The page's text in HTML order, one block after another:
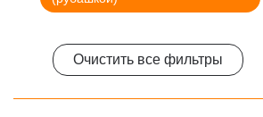
Очистить все фильтры